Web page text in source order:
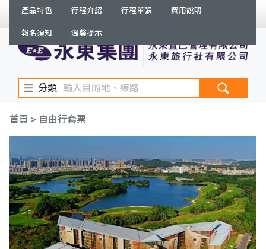
繁體 登入/
分類
首頁 > 自由行套票
產品特色 行程介紹 行程單張 費用說明
報名須知 溫馨提示